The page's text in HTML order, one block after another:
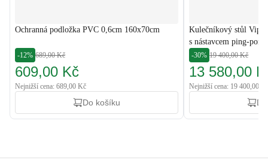
Ochranná podložka PVC 0,6cm 160x70cm
-12% 689,00 Kč
609,00 Kč
Nejnižší cena: 689,00 Kč
Do košíku
Kulečníkový stůl Vip
s nástavcem ping-
-30% 19 400,00 Kč
13 580,00
Nejnižší cena: 19 400,00